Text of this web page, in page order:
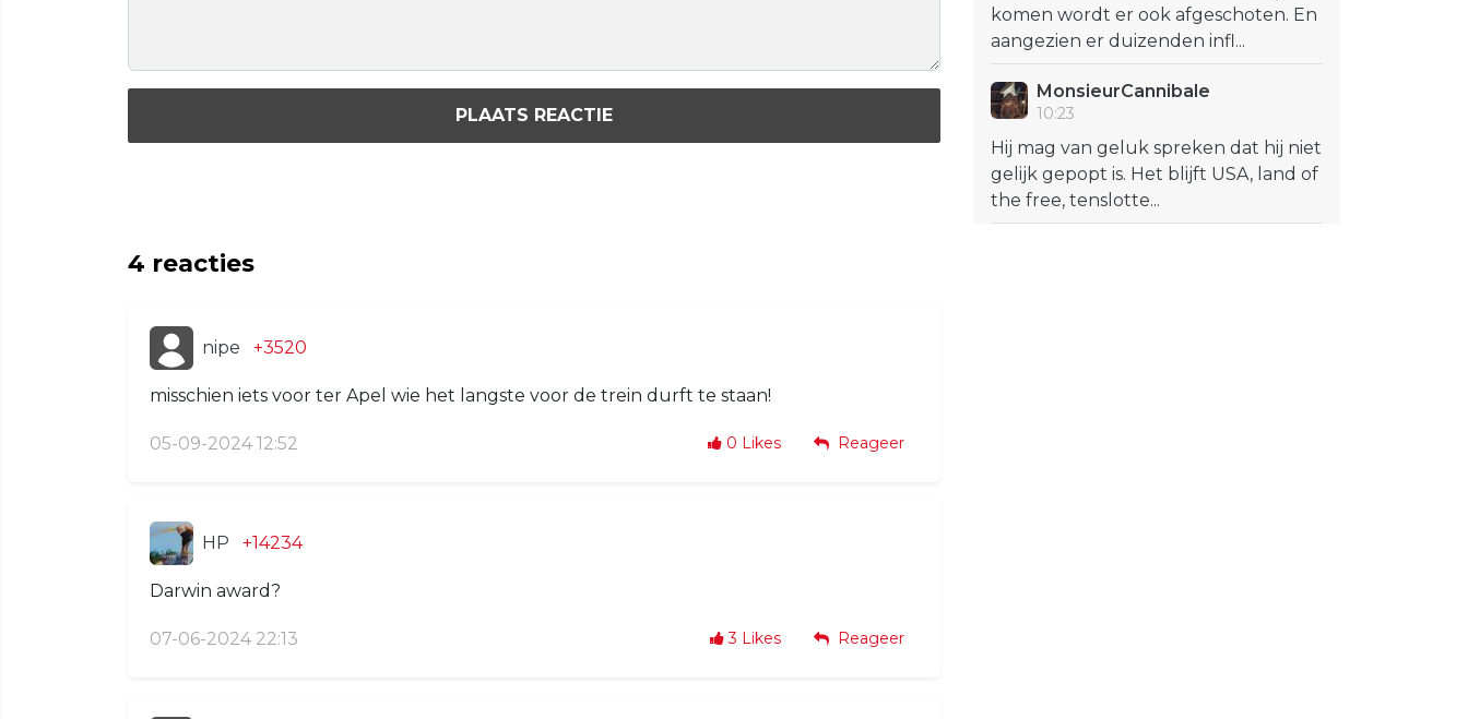
PLAATS REACTIE
4 reacties
nipe +3520
misschien iets voor ter Apel wie het langste voor de trein durft te staan!
05-09-2024 12:52 0 Likes Reageer
HP +14234
Darwin award?
07-06-2024 22:13 3 Likes Reageer
komen wordt er ook afgeschoten. En
aangezien er duizenden infl...
MonsieurCannibale
10:23
Hij mag van geluk spreken dat hij niet
gelijk gepopt is. Het blijft USA, land of
the free, tenslotte...